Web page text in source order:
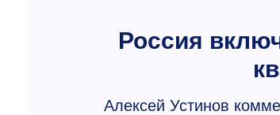
Россия
Алексей Устинов